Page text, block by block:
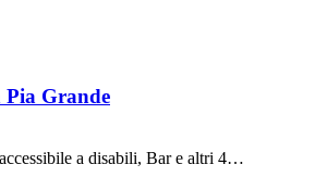
Pia Grande
a disabili, Bare altri 4…